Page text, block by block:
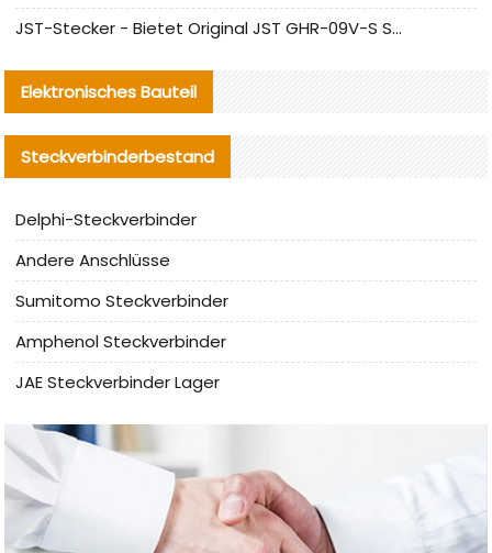
JST-Stecker - Bietet Original JST GHR-09V-S Stecker und Ersatzteile an
Elektronisches Bauteil
Steckverbinderbestand
Delphi-Steckverbinder
Andere Anschlüsse
Sumitomo Steckverbinder
Amphenol Steckverbinder
JAE Steckverbinder Lager